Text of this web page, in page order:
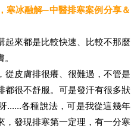
寒冰融解─中醫排寒案例分享＆
來都是比較快速、比較不那麼
皮膚排很癢、很難過，不管是
都很不舒服。可是發汗有很多狀
......各種說法，可是我從這幾年
，發現排寒第一定理，有一分寒